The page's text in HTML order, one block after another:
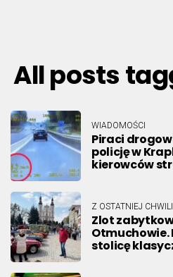
All posts
WIADOMOŚCI
Piraci
policję w
kierowców
Z OSTATNIEJ CHWILI
Zlot
Otmuchowie.
stolicę